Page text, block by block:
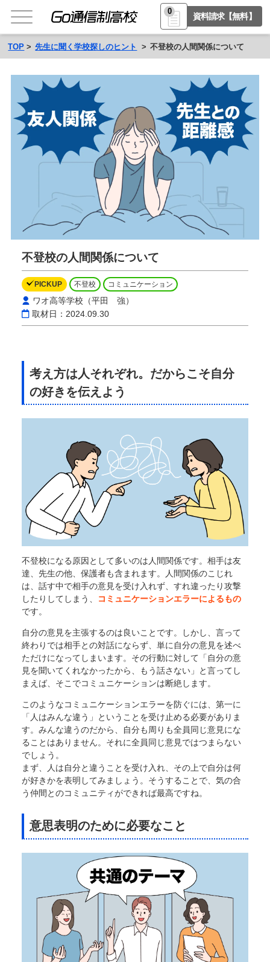
0
資料請求【無料】
TOP 先生に聞く学校探しのヒント 不登校の人間関係について
不登校の人間関係について
PICKUP 不登校 コミュニケーション
ワオ高等学校（平田 強）
取材日：2024.09.30
考え方は人それぞれ。だからこそ自分
の好きを伝えよう
不登校になる原因として多いのは人間関係です。相手は友
達、先生の他、保護者も含まれます。人間関係のこじれ
は、話す中で相手の意見を受け入れず、すれ違ったり攻撃
したりしてしまう、
コミュニケーションエラーによるもの
です。
自分の意見を主張するのは良いことです。しかし、言って
終わりでは相手との対話にならず、単に自分の意見を述べ
ただけになってしまいます。その行動に対して「自分の意
見を聞いてくれなかったから、もう話さない」と言ってし
まえば、そこでコミュニケーションは断絶します。
このようなコミュニケーションエラーを防ぐには、第一に
「人はみんな違う」ということを受け止める必要がありま
す。みんな違うのだから、自分も周りも全員同じ意見にな
ることはありません。それに全員同じ意見ではつまらない
でしょう。
まず、人は自分と違うことを受け入れ、その上で自分は何
が好きかを表明してみましょう。そうすることで、気の合
う仲間とのコミュニティができれば最高ですね。
意思表明のために必要なこと